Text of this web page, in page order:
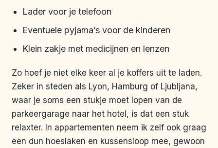
Lader voor je telefoon
Eventuele pyjama’s voor de kinderen
Klein zakje met medicijnen en lenzen
Zo hoef je niet elke keer al je koffers uit te laden.
Zeker in steden als Lyon, Hamburg of Ljubljana,
waar je soms een stukje moet lopen van de
parkeergarage naar het hotel, is dat een stuk
relaxter. In appartementen neem ik zelf ook graag
een dun hoeslaken en kussensloop mee, gewoon